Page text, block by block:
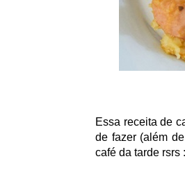
Essa receita de
de fazer (além
café da tarde rsrs